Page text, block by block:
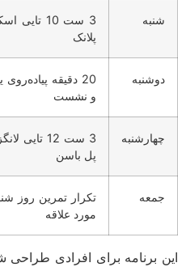
و نشست
پل باسن
تکرار تمرین روز شنبه
مورد علاقه
برنامه برای افرادی طراحی